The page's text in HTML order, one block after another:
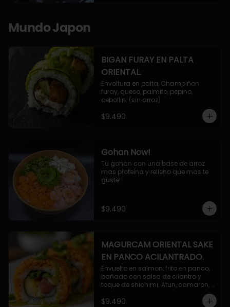
Mundo Japon
BIGAN FURAY EN PALTA
ORIENTAL.
Envoltura en palta, Champiñon
furay, queso, palmito, pepino,
cebollin. (sin arroz)
$9.490
Gohan Now!
Tu gohan con una base de arroz
mas proteina y relleno que mas te
guste!
$9.490
MAGURCAM ORIENTAL SAKE
EN PANCO ACILANTRADO.
Envuelto en salmon, frito en panco,
bañado con salsa de cilantro y
toque de shichimi. Atun, camaron,
$9.490